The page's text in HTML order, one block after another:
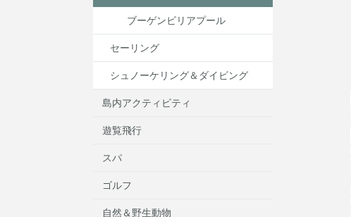
ブーゲンビリアプール
セーリング
シュノーケリング＆ダイビング
島内アクティビティ
遊覧飛行
スパ
ゴルフ
自然＆野生動物